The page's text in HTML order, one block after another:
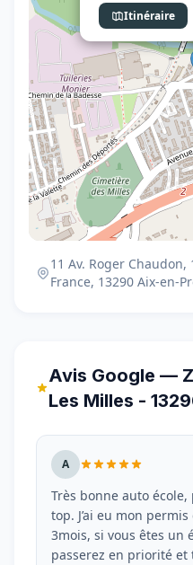
Itinéraire
11 Av. Roger Chaudon,
France, 13290 Aix-en-
Avis Google —
Les Milles -
A
Très bonne auto
top. J’ai eu mon
3mois, si vous êtes un
passerez en priorité